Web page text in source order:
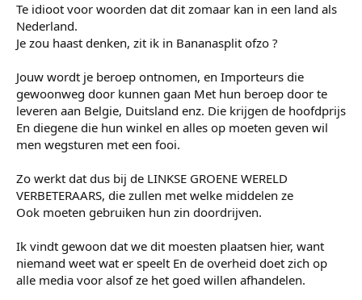
Te idioot voor woorden dat dit zomaar kan in een land als
Nederland.
Je zou haast denken, zit ik in Bananasplit ofzo ?
Jouw wordt je beroep ontnomen, en Importeurs die
gewoonweg door kunnen gaan Met hun beroep door te
leveren aan Belgie, Duitsland enz. Die krijgen de hoofdprijs
En diegene die hun winkel en alles op moeten geven wil
men wegsturen met een fooi.
Zo werkt dat dus bij de LINKSE GROENE WERELD
VERBETERAARS, die zullen met welke middelen ze
Ook moeten gebruiken hun zin doordrijven.
Ik vindt gewoon dat we dit moesten plaatsen hier, want
niemand weet wat er speelt En de overheid doet zich op
alle media voor alsof ze het goed willen afhandelen.